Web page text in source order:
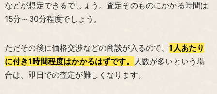
などが想定できるでしょう。査定そのものにかかる時間は
15分～30分程度でしょう。
ただその後に価格交渉などの商談が入るので、1人あたり
に付き1時間程度はかかるはずです。 人数が多いという場
合は、即日での査定が難しくなります。